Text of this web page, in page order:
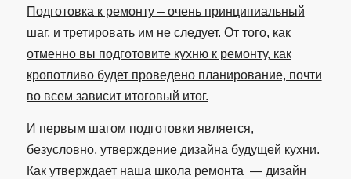
Подготовка к ремонту – очень принципиальный
шаг, и третировать им не следует. От того, как
отменно вы подготовите кухню к ремонту, как
кропотливо будет проведено планирование, почти
во всем зависит итоговый итог.
И первым шагом подготовки является,
безусловно, утверждение дизайна будущей кухни.
Как утверждает наша школа ремонта — дизайн